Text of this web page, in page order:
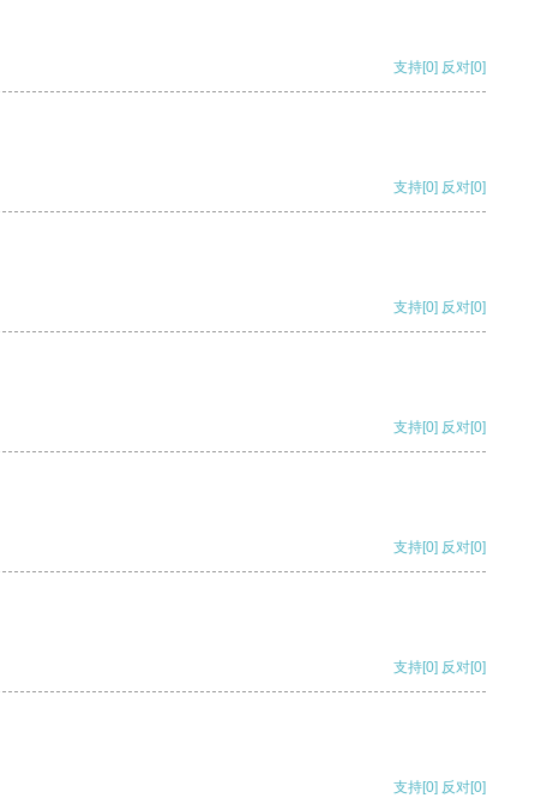
支持[0] 反对[0]
支持[0] 反对[0]
支持[0] 反对[0]
支持[0] 反对[0]
支持[0] 反对[0]
支持[0] 反对[0]
支持[0] 反对[0]